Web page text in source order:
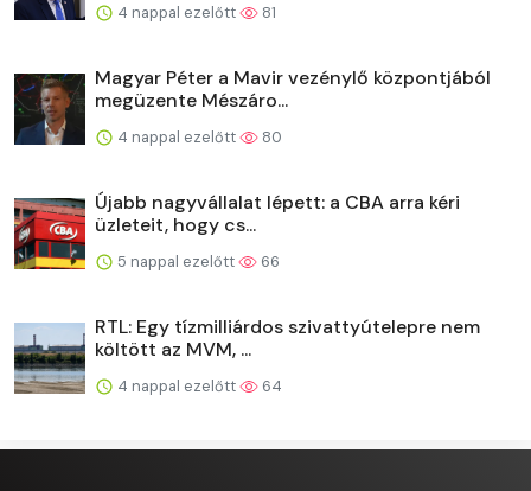
4 nappal ezelőtt 81
Magyar Péter a Mavir vezénylő központjából
megüzente Mészáro...
4 nappal ezelőtt 80
Újabb nagyvállalat lépett: a CBA arra kéri
üzleteit, hogy cs...
5 nappal ezelőtt 66
RTL: Egy tízmilliárdos szivattyútelepre nem
költött az MVM, ...
4 nappal ezelőtt 64